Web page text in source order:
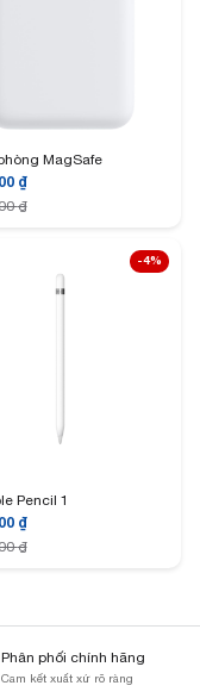
MagSafe
₫
₫
-4%
Pencil 1
₫
₫
Phân phối chính hãng
Cam kết xuất xứ rõ ràng